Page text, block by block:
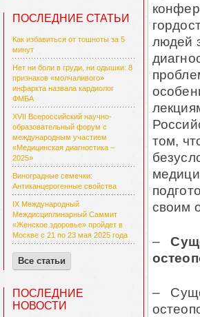
ПОСЛЕДНИЕ СТАТЬИ
Как избавиться от тошноты за 5
минут
Нет ни боли в груди, ни одышки: 8
признаков «молчаливого»
инфаркта назвала кардиолог
ФМБА
XVII Всероссийский научно-
образовательный форум с
международным участием
«Медицинская диагностика –
2025»
Виноградные семечки:
Антиканцерогенные свойства
IX Международный
Междисциплинарный Саммит
«Женское здоровье» пройдет в
Москве с 21 по 23 мая 2025 года
Все статьи
ПОСЛЕДНИЕ
НОВОСТИ
людей
том,
своим
–
–